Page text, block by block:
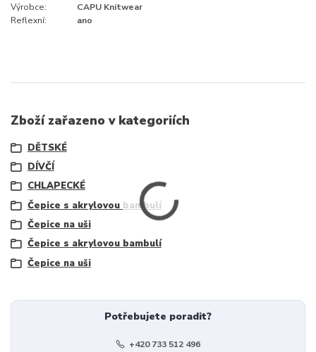
Výrobce:
CAPU Knitwear
Reflexní:
ano
Zboží zařazeno v kategoriích
DĚTSKÉ
DÍVČÍ
CHLAPECKÉ
Čepice s akrylovou bambulí
Čepice na uši
Čepice s akrylovou bambulí
Čepice na uši
Potřebujete poradit?
+420 733 512 496